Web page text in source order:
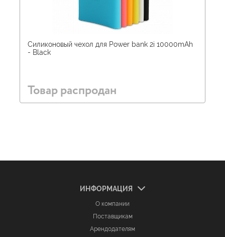
Силиконовый чехол для Power bank 2i 10000mAh
- Black
Товар распродан
ИНФОРМАЦИЯ
О компании
Поставщикам
Арендодателям